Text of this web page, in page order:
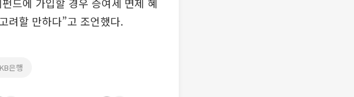
려할 만하다”고 조언했다.
은행